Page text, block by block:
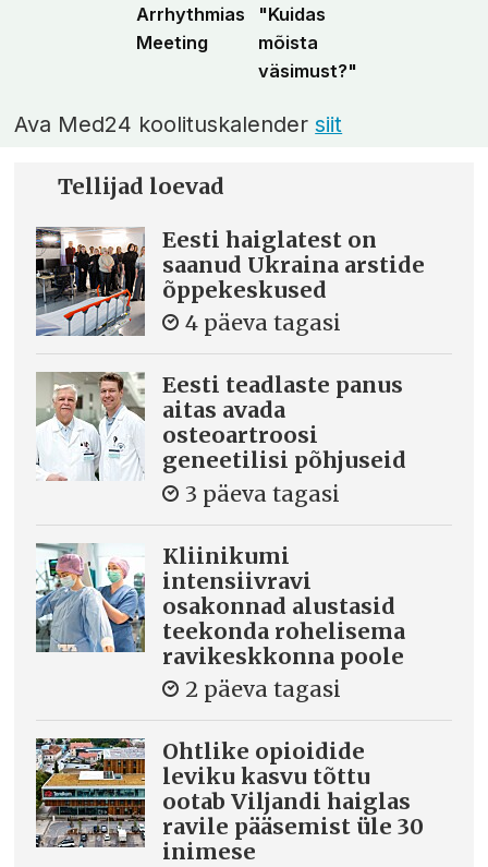
Arrhythmias
Meeting
"Kuidas
mõista
väsimust?"
Ava Med24 koolituskalendersiit
Tellijad loevad
Eesti haiglatest on
saanud Ukraina arstide
õppekeskused
4 päeva tagasi
Eesti teadlaste panus
aitas avada
osteoartroosi
geneetilisi põhjuseid
3 päeva tagasi
Kliinikumi
intensiivravi
osakonnad alustasid
teekonda rohelisema
ravikeskkonna poole
2 päeva tagasi
Ohtlike opioidide
leviku kasvu tõttu
ootab Viljandi haiglas
ravile pääsemist üle 30
inimese